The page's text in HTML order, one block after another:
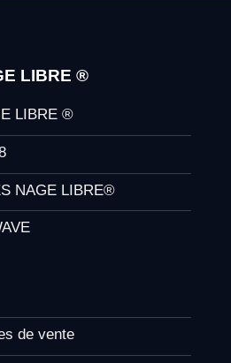
LIBRE ®
LIBRE ®
NAGE LIBRE®
de vente